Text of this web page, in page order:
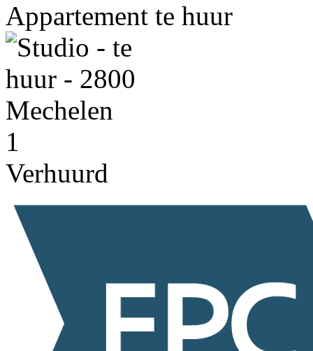
Appartement te huur
1
Verhuurd